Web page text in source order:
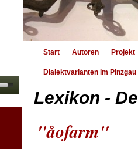
Start Autoren Projekt
Dialektvarianten im Pinzgau
Lexikon -
"åofarm"